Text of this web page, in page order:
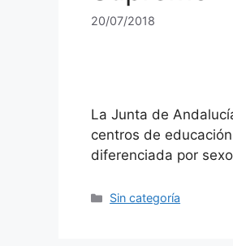
20/07/2018
La Junta de
centros de
diferenciada por
Sin categoría